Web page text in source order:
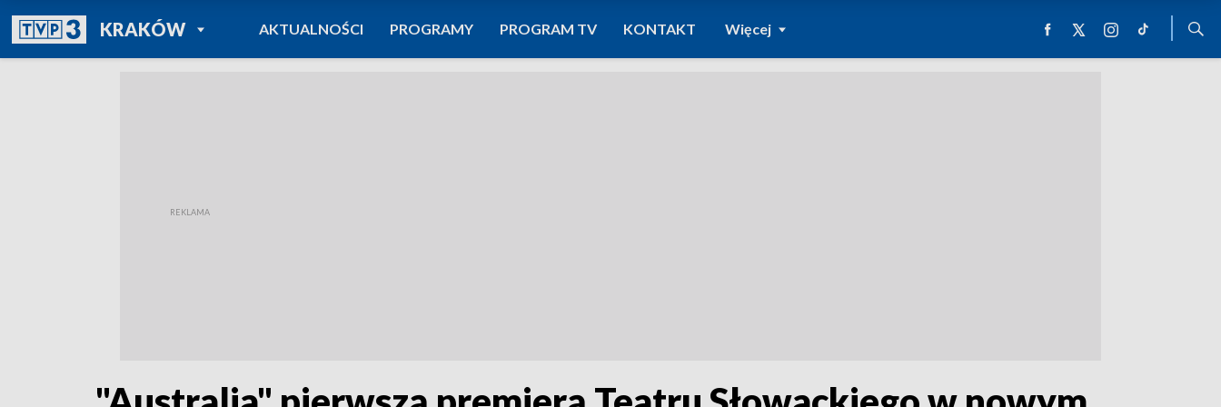
KRAKÓWPOWRÓT DO
TVP REGIONY
AKTUALNOŚCI PROGRAMY PROGRAM TV KONTAKT Więcej